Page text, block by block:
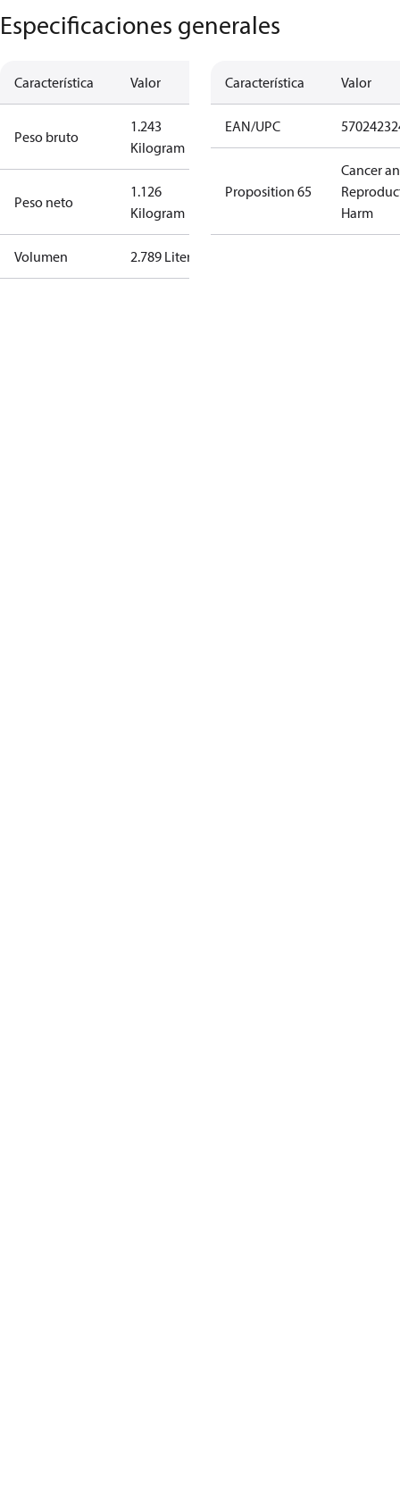
Especificaciones generales
Característica Valor
Peso bruto
1.243
Kilogram
Peso neto
1.126
Kilogram
Volumen 2.789 Liter
Característica Valor
EAN/UPC
Proposition 65
Cancer
Harm